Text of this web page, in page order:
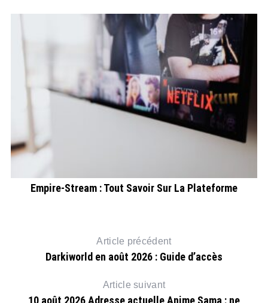
Empire-Stream : Tout Savoir Sur La Plateforme
Article précédent
Darkiworld en août 2026 : Guide d’accès
Article suivant
10 août 2026 Adresse actuelle Anime Sama : ne